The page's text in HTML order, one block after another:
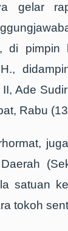
gelar
di pimpin
Ade
Rabu
satuan
tokoh